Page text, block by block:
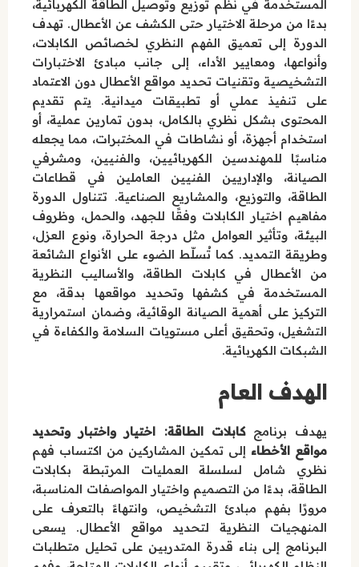
المستخدمة في نظم توزيع وتوصيل الطاقة الكهربائية،
بدءًا من مرحلة الاختيار حتى الكشف عن الأعطال. تهدف
الدورة إلى تعميق الفهم النظري لخصائص الكابلات،
وأنواعها، ومعايير الأداء، إلى جانب مبادئ الاختبارات
التشخيصية وتقنيات تحديد مواقع الأعطال دون الاعتماد
على تنفيذ عملي أو تطبيقات ميدانية. يتم تقديم
المحتوى بشكل نظري بالكامل، بدون تمارين عملية، أو
استخدام أجهزة، أو نشاطات في المختبرات، مما يجعله
مناسبًا للمهندسين الكهربائيين، والفنيين، ومشرفي
الصيانة، والإداريين الفنيين العاملين في قطاعات
الطاقة، والتوزيع، والمشاريع الصناعية. تتناول الدورة
مفاهيم اختيار الكابلات وفقًا للجهد، والحمل، وظروف
البيئة، وتأثير العوامل مثل درجة الحرارة، ونوع العزل،
وطريقة التمديد. كما تُسلّط الضوء على الأنواع الشائعة
من الأعطال في كابلات الطاقة، والأساليب النظرية
المستخدمة في كشفها وتحديد مواقعها بدقة، مع
التركيز على أهمية الصيانة الوقائية، وضمان استمرارية
التشغيل، وتحقيق أعلى مستويات السلامة والكفاءة في
الشبكات الكهربائية.
الهدف العام
يهدف برنامجكابلات الطاقة: اختيار واختبار وتحديد
مواقع الأخطاء إلى تمكين المشاركين من اكتساب فهم
نظري شامل لسلسلة العمليات المرتبطة بكابلات
الطاقة، بدءًا من التصميم واختيار المواصفات المناسبة،
مرورًا بفهم مبادئ التشخيص، وانتهاءً بالتعرف على
المنهجيات النظرية لتحديد مواقع الأعطال. يسعى
البرنامج إلى بناء قدرة المتدربين على تحليل متطلبات